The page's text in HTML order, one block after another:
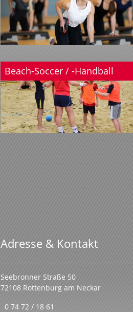
Beach-Soccer / -Handball
Adresse & Kontakt
Seebronner Straße 50
72108 Rottenburg am Neckar
0 74 72 / 18 61